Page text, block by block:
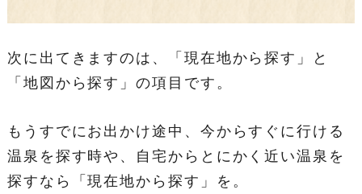
次に出てきますのは、「現在地から探す」と
「地図から探す」の項目です。
もうすでにお出かけ途中、今からすぐに行ける
温泉を探す時や、自宅からとにかく近い温泉を
探すなら「現在地から探す」を。